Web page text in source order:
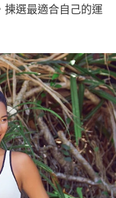
揀選最適合自己的運